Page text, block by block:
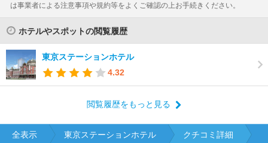
は事業者による注意事項や規約等をよくご確認の上お手続きください。
ホテルやスポットの閲覧履歴
東京ステーションホテル
4.32
閲覧履歴をもっと見る
全表示 東京ステーションホテル クチコミ詳細